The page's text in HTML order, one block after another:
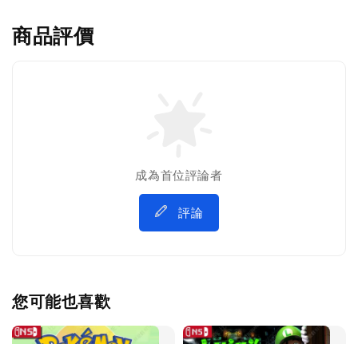
商品評價
成為首位評論者
評論
您可能也喜歡